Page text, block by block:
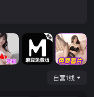
自营1线